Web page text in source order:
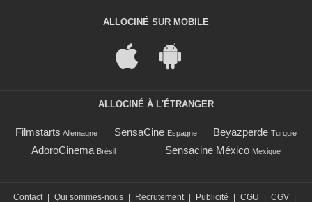
ALLOCINÉ SUR MOBILE
ALLOCINÉ À L'ÉTRANGER
Filmstarts Allemagne SensaCine Espagne Beyazperde Turquie
AdoroCinema Brésil Sensacine México Mexique
Contact Qui sommes-nous Recrutement Publicité CGU CGV